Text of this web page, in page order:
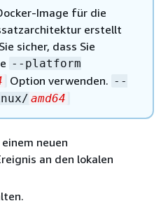
Image für die
erstellt
sicher, dass Sie
--platform
Option verwenden. --
amd64
neuen
an den lokalen